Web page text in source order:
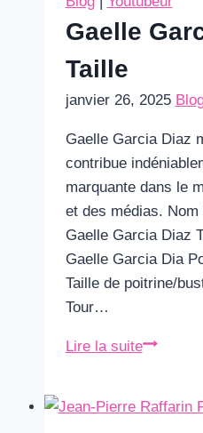
Gaelle
Taille
janvier 26, 2025
Gaelle Garcia Diaz
contribue
marquante dans le
et des médias.
Gaelle Garcia Diaz
Gaelle Garcia Dia
Taille de poitrine/
Tour…
Lire la suiteGaelle
Taille